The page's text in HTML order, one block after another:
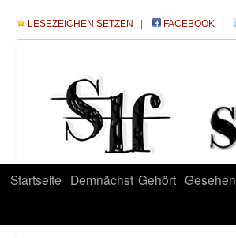
LESEZEICHEN SETZEN FACEBOOK
Startseite Demnächst Gehört Gesehen